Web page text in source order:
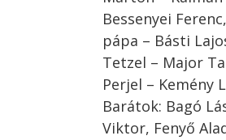
Bessenyei
pápa – Básti
Tetzel – Major
Perjel – Kemény
Barátok: Bagó
Viktor, Fenyő